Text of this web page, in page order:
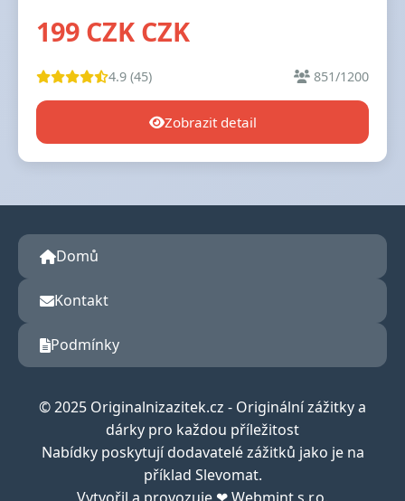
199 CZK CZK
4.9 (45) 851/1200
Zobrazit detail
Domů
Kontakt
Podmínky
© 2025 Originalnizazitek.cz - Originální zážitky a
dárky pro každou příležitost
Nabídky poskytují dodavatelé zážitků jako je na
příklad Slevomat.